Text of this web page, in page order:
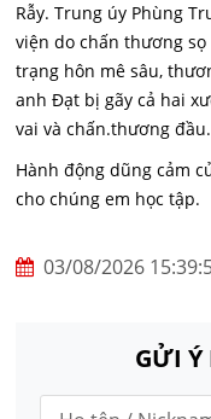
Rẫy. Trung úy Phùng
viện do chấn thương
trạng hôn mê sâu,
anh Đạt bị gãy cả hai
vai và chấn.thương đầu.
Hành động dũng cảm
cho chúng em học tập.
03/08/2026
GỬI Ý